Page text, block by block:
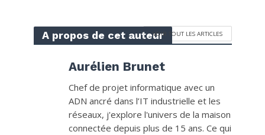
A propos de cet auteurVOIR TOUT LES ARTICLES
Aurélien Brunet
Chef de projet informatique avec un
ADN ancré dans l’IT industrielle et les
réseaux, j'explore l'univers de la maison
connectée depuis plus de 15 ans. Ce qui